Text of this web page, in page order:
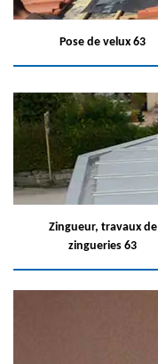
Pose de velux 63
Zingueur, travaux de
zingueries 63